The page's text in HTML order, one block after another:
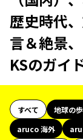
歴史時代
言＆絶景
KSのガイ
すべて 地球の
aruco 海外